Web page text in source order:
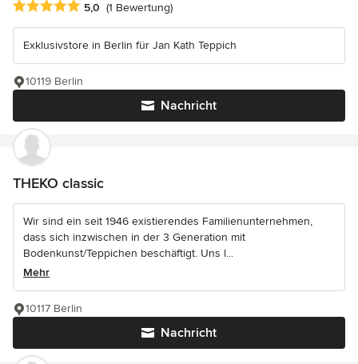
Durchschnittliche Bewertung: 5 von 5 Sternen
5,0 (1 Bewertung)
Exklusivstore in Berlin für Jan Kath Teppich
Nachricht
10119 Berlin
THEKO classic
Wir sind ein seit 1946 existierendes Familienunternehmen,
dass sich inzwischen in der 3 Generation mit
Bodenkunst/Teppichen beschäftigt. Uns l...
Mehr
Nachricht
10117 Berlin